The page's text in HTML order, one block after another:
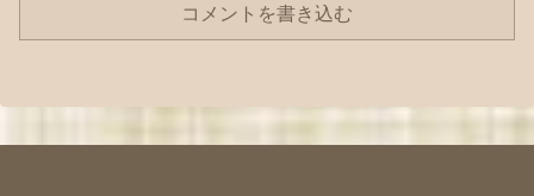
コメントを書き込む